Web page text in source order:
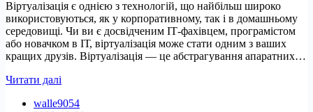
Віртуалізація є однією з технологій, що найбільш широко
використовуються, як у корпоративному, так і в домашньому
середовищі. Чи ви є досвідченим ІТ-фахівцем, програмістом
або новачком в ІТ, віртуалізація може стати одним з ваших
кращих друзів. Віртуалізація — це абстрагування апаратних…
Читати далі
та
walle9054